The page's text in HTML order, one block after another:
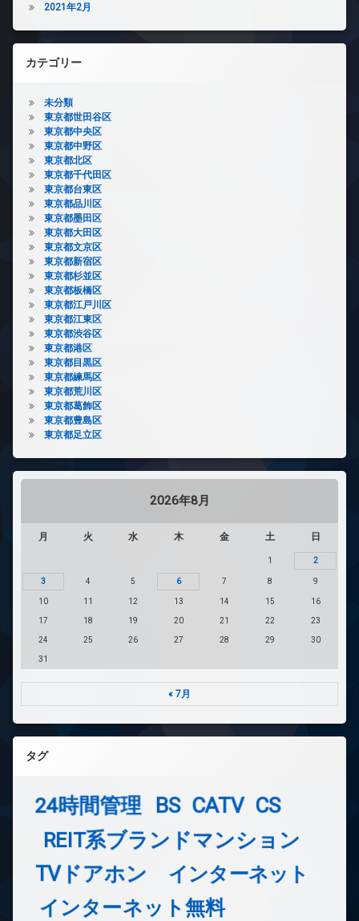
2021年2月
カテゴリー
未分類
東京都世田谷区
東京都中央区
東京都中野区
東京都北区
東京都千代田区
東京都台東区
東京都品川区
東京都墨田区
東京都大田区
東京都文京区
東京都新宿区
東京都杉並区
東京都板橋区
東京都江戸川区
東京都江東区
東京都渋谷区
東京都港区
東京都目黒区
東京都練馬区
東京都荒川区
東京都葛飾区
東京都豊島区
東京都足立区
2026年8月
月 火 水 木 金 土 日
1 2
3 4 5 6 7 8 9
10 11 12 13 14 15 16
17 18 19 20 21 22 23
24 25 26 27 28 29 30
31
« 7月
タグ
24時間管理 BS CATV CS
REIT系ブランドマンション
TVドアホン インターネット
インターネット無料